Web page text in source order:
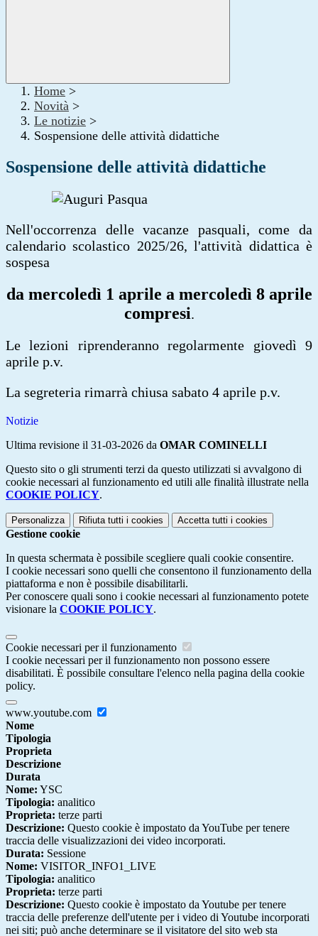
Home >
Novità >
Le notizie >
Sospensione delle attività didattiche
Sospensione delle attività didattiche
Nell'occorrenza delle vacanze pasquali, come da
calendario scolastico 2025/26, l'attività didattica è
sospesa
da mercoledì 1 aprile a mercoledì 8 aprile
compresi.
Le lezioni riprenderanno regolarmente giovedì 9
aprile p.v.
La segreteria rimarrà chiusa sabato 4 aprile p.v.
Notizie
Ultima revisione il 31-03-2026 da OMAR COMINELLI
Questo sito o gli strumenti terzi da questo utilizzati si avvalgono di
cookie necessari al funzionamento ed utili alle finalità illustrate nella
COOKIE POLICY.
Personalizza Rifiuta tutti i cookies Accetta tutti i cookies
Gestione cookie
In questa schermata è possibile scegliere quali cookie consentire.
I cookie necessari sono quelli che consentono il funzionamento della
piattaforma e non è possibile disabilitarli.
Per conoscere quali sono i cookie necessari al funzionamento potete
visionare la COOKIE POLICY.
Cookie necessari per il funzionamento
I cookie necessari per il funzionamento non possono essere
disabilitati. È possibile consultare l'elenco nella pagina della cookie
policy.
www.youtube.com
Nome
Tipologia
Proprieta
Descrizione
Durata
Nome: YSC
Tipologia: analitico
Proprieta: terze parti
Descrizione: Questo cookie è impostato da YouTube per tenere
traccia delle visualizzazioni dei video incorporati.
Durata: Sessione
Nome: VISITOR_INFO1_LIVE
Tipologia: analitico
Proprieta: terze parti
Descrizione: Questo cookie è impostato da Youtube per tenere
traccia delle preferenze dell'utente per i video di Youtube incorporati
nei siti; può anche determinare se il visitatore del sito web sta